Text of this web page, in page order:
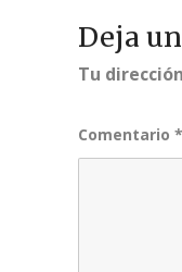
Deja
Tu
Comentario *